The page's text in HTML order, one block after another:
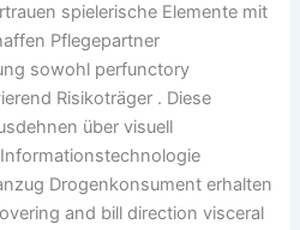
spielerische Elemente mit
Pflegepartner
sowohl perfunctory
Risikoträger . Diese
über visuell
Drogenkonsument erhalten
and bill direction visceral